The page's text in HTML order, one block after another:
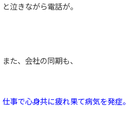
と泣きながら電話が。
また、会社の同期も、
仕事で心身共に疲れ果て病気を発症。